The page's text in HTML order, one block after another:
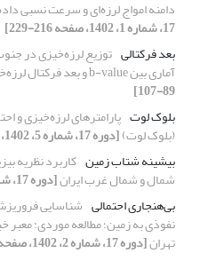
دامنه امواج لرزه‌ای و سرعت نسبی
17، شماره 1، 1402، صفحه 216-229]
بعد فرکتالی توزیع لرزه‌خیزی در
آماری بین b-value و بعد فرکتال لرزه‌خیزی
89-107]
بلوک لوت پارامترهای لرزه‌خیزی و
(بلوک لوت)[دوره 17، شماره 5، 1402، صفحه 69-77]
بیشینه شتاب زمین کاربرد نظریه
شمال و شمال غرب ایران[دوره 17، شماره 1، 1402، صفحه 1-20]
بی‌هنجاری احتمالی شناسایی
نفوذی به زمین؛ مطالعه موردی: معبر
تهران[دوره 17، شماره 2، 1402، صفحه 1-10]